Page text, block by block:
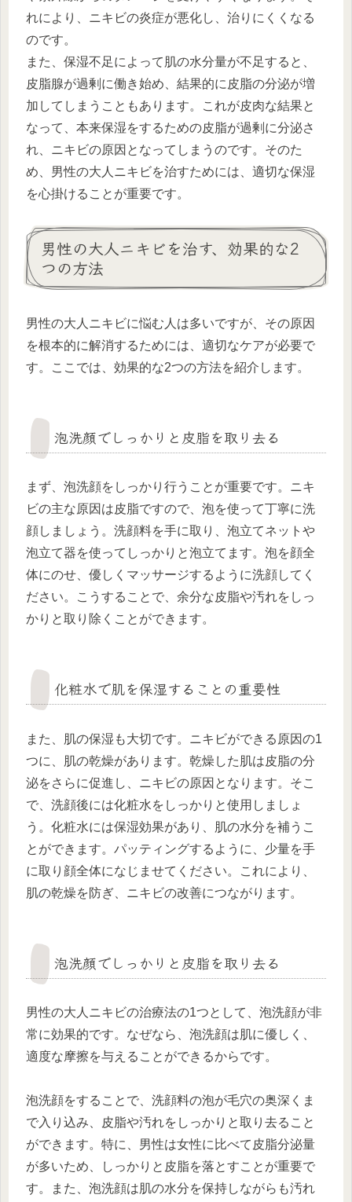
れにより、ニキビの炎症が悪化し、治りにくくなる
のです。
また、保湿不足によって肌の水分量が不足すると、
皮脂腺が過剰に働き始め、結果的に皮脂の分泌が増
加してしまうこともあります。これが皮肉な結果と
なって、本来保湿をするための皮脂が過剰に分泌さ
れ、ニキビの原因となってしまうのです。そのた
め、男性の大人ニキビを治すためには、適切な保湿
を心掛けることが重要です。
男性の大人ニキビを治す、効果的な2
つの方法
男性の大人ニキビに悩む人は多いですが、その原因
を根本的に解消するためには、適切なケアが必要で
す。ここでは、効果的な2つの方法を紹介します。
泡洗顔でしっかりと皮脂を取り去る
まず、泡洗顔をしっかり行うことが重要です。ニキ
ビの主な原因は皮脂ですので、泡を使って丁寧に洗
顔しましょう。洗顔料を手に取り、泡立てネットや
泡立て器を使ってしっかりと泡立てます。泡を顔全
体にのせ、優しくマッサージするように洗顔してく
ださい。こうすることで、余分な皮脂や汚れをしっ
かりと取り除くことができます。
化粧水で肌を保湿することの重要性
また、肌の保湿も大切です。ニキビができる原因の1
つに、肌の乾燥があります。乾燥した肌は皮脂の分
泌をさらに促進し、ニキビの原因となります。そこ
で、洗顔後には化粧水をしっかりと使用しましょ
う。化粧水には保湿効果があり、肌の水分を補うこ
とができます。パッティングするように、少量を手
に取り顔全体になじませてください。これにより、
肌の乾燥を防ぎ、ニキビの改善につながります。
泡洗顔でしっかりと皮脂を取り去る
男性の大人ニキビの治療法の1つとして、泡洗顔が非
常に効果的です。なぜなら、泡洗顔は肌に優しく、
適度な摩擦を与えることができるからです。
泡洗顔をすることで、洗顔料の泡が毛穴の奥深くま
で入り込み、皮脂や汚れをしっかりと取り去ること
ができます。特に、男性は女性に比べて皮脂分泌量
が多いため、しっかりと皮脂を落とすことが重要で
す。また、泡洗顔は肌の水分を保持しながらも汚れ